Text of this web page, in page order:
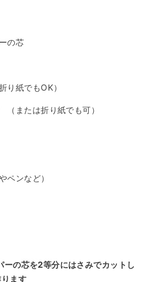
の芯
り紙でもOK）
または折り紙でも可）
ンなど）
ーの芯を2等分にはさみでカットし
ます